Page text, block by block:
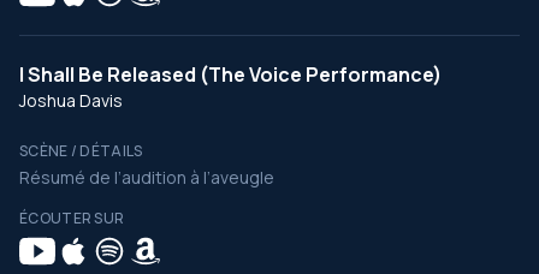
I Shall Be Released (The Voice Performance)
Joshua Davis
SCÈNE / DÉTAILS
Résumé de l’audition à l’aveugle
ÉCOUTER SUR